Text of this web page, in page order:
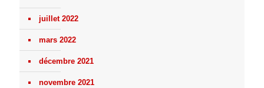
juillet 2022
mars 2022
décembre 2021
novembre 2021